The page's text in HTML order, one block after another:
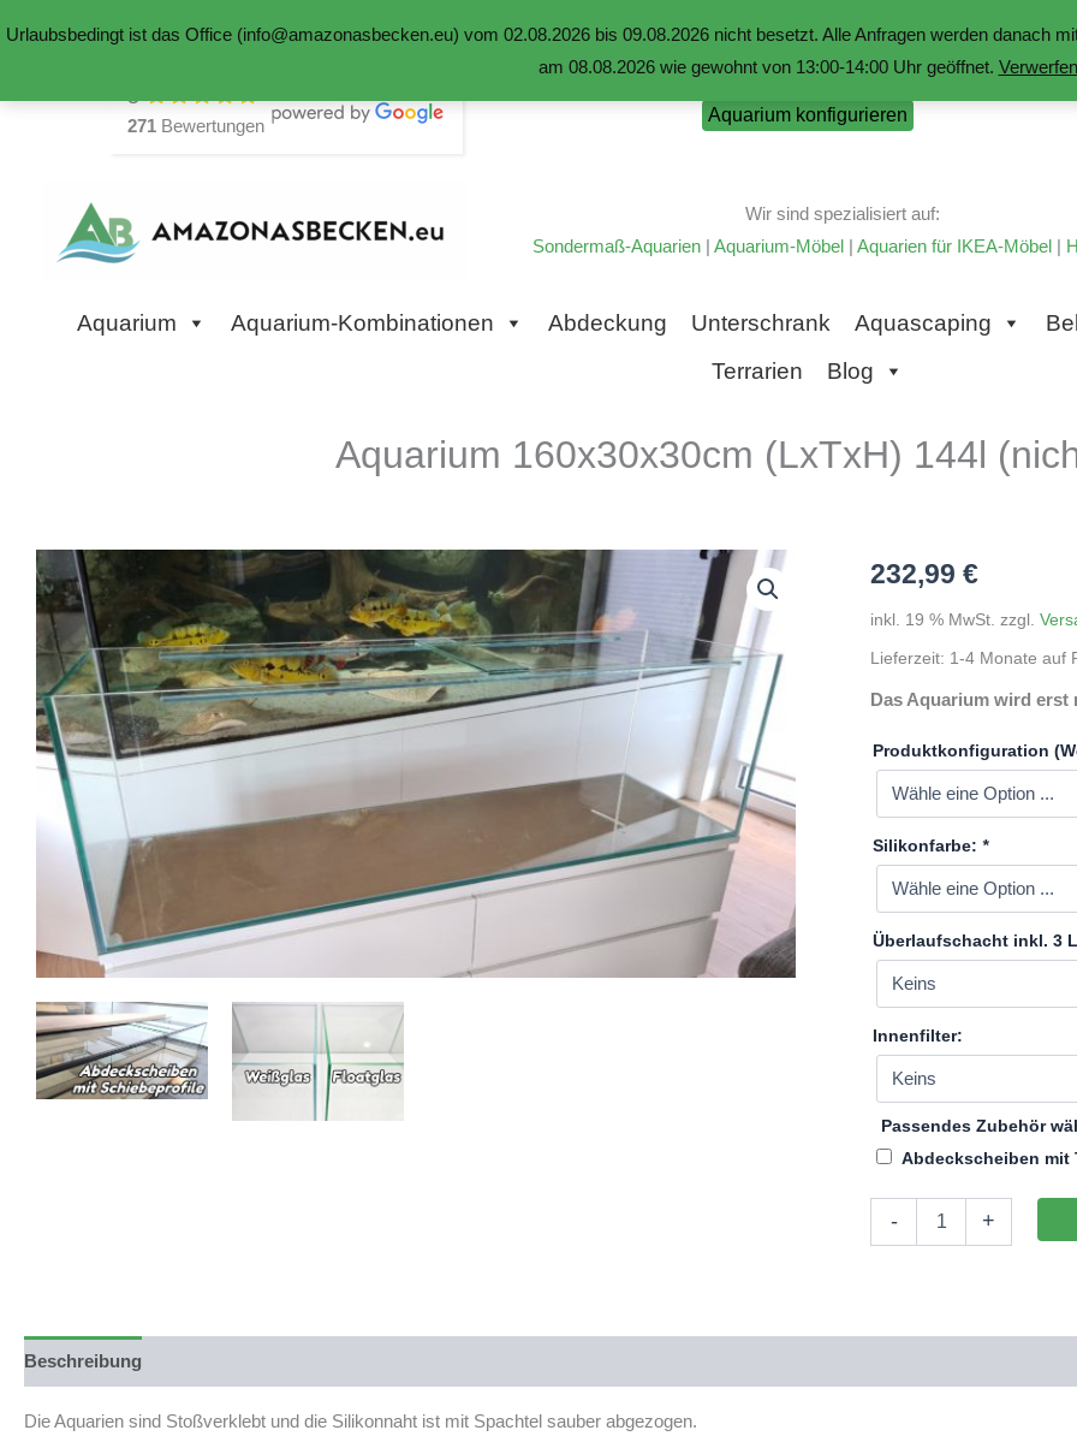
Urlaubsbedingt ist das Office (info@amazonasbecken.eu) vom 02.08.2026 bis 09.08.2026 nicht besetzt. Alle Anfragen werden danach
am 08.08.2026 wie gewohnt von 13:00-14:00 Uhr geöffnet. Verwerfen
5
271 Bewertungen
Aquarium konfigurieren
Wir sind spezialisiert auf:
Sondermaß-Aquarien | Aquarium-Möbel | Aquarien für IKEA-Möbel |
Aquarium Aquarium-Kombinationen Abdeckung Unterschrank Aquascaping
Terrarien
Blog
Aquarium 160x30x30cm (LxTxH) 144l
232,99€
inkl. 19 % MwSt. zzgl.
Lieferzeit: 1-4 Monate auf
Das Aquarium wird erst
Produktkonfiguration
Silikonfarbe:*
Überlaufschacht inkl. 3
Innenfilter:
Passendes Zubehör
Abdeckscheiben
-
160x30x30cm
+
Beschreibung
Die Aquarien sind Stoßverklebt und die Silikonnaht ist mit Spachtel sauber abgezogen.